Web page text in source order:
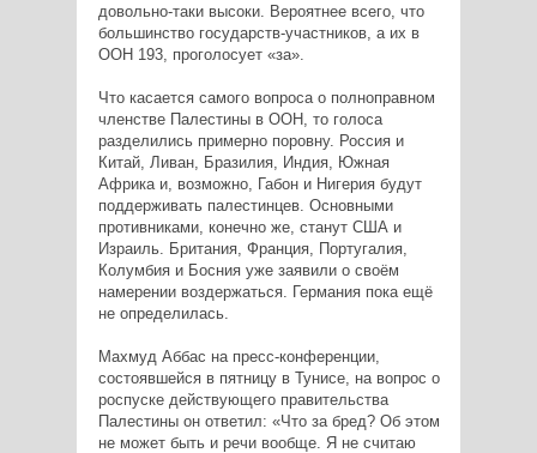
довольно-таки высоки. Вероятнее всего, что
большинство государств-участников, а их в
ООН 193, проголосует «за».
Что касается самого вопроса о полноправном
членстве Палестины в ООН, то голоса
разделились примерно поровну. Россия и
Китай, Ливан, Бразилия, Индия, Южная
Африка и, возможно, Габон и Нигерия будут
поддерживать палестинцев. Основными
противниками, конечно же, станут США и
Израиль. Британия, Франция, Португалия,
Колумбия и Босния уже заявили о своём
намерении воздержаться. Германия пока ещё
не определилась.
Махмуд Аббас на пресс-конференции,
состоявшейся в пятницу в Тунисе, на вопрос о
роспуске действующего правительства
Палестины он ответил: «Что за бред? Об этом
не может быть и речи вообще. Я не считаю